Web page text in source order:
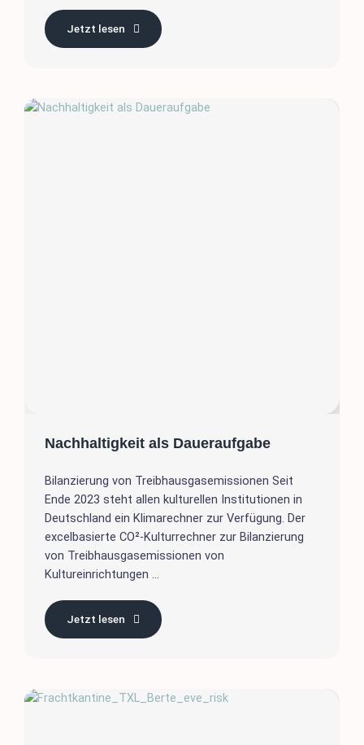
Jetzt lesen
Nachhaltigkeit als Daueraufgabe
Bilanzierung von Treibhausgasemissionen Seit
Ende 2023 steht allen kulturellen Institutionen in
Deutschland ein Klimarechner zur Verfügung. Der
excelbasierte CO²-Kulturrechner zur Bilanzierung
von Treibhausgasemissionen von
Kultureinrichtungen ...
Jetzt lesen